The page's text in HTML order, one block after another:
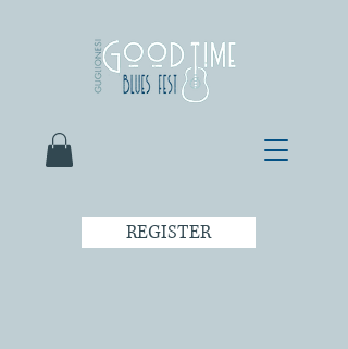
REGISTER